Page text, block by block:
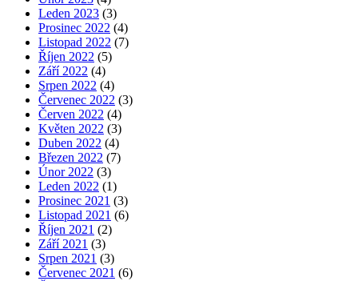
Leden 2023 (3)
Prosinec 2022 (4)
Listopad 2022 (7)
Říjen 2022 (5)
Září 2022 (4)
Srpen 2022 (4)
Červenec 2022 (3)
Červen 2022 (4)
Květen 2022 (3)
Duben 2022 (4)
Březen 2022 (7)
Únor 2022 (3)
Leden 2022 (1)
Prosinec 2021 (3)
Listopad 2021 (6)
Říjen 2021 (2)
Září 2021 (3)
Srpen 2021 (3)
Červenec 2021 (6)